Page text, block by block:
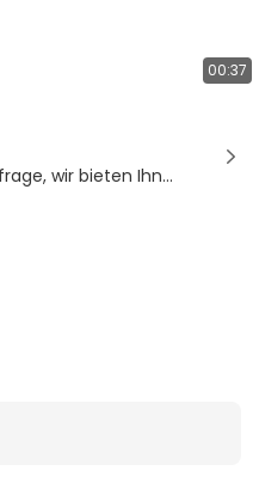
00:37
Lassen Sie Ihre Anfrage, wir bieten Ihnen qualitativ hochwertige Produkte und Dienstleistungen!